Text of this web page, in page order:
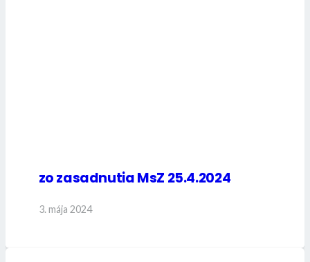
zo zasadnutia MsZ 25.4.2024
3. mája 2024